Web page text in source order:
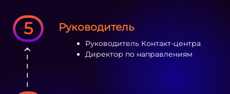
5 Руководитель
Руководитель Контакт-центра
Директор по направлениям